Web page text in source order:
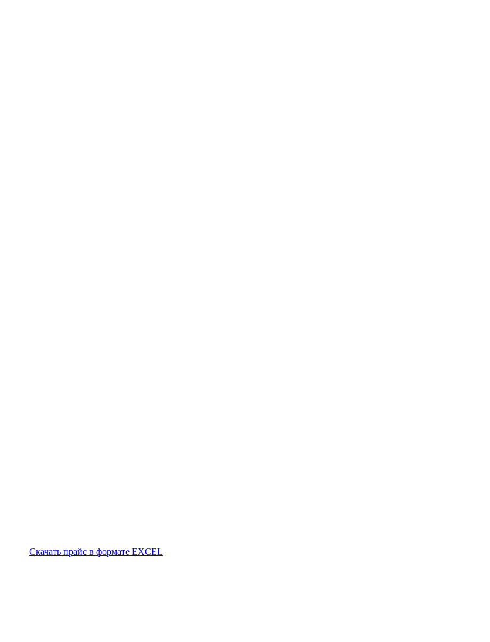
Скачать прайс в формате EXCEL